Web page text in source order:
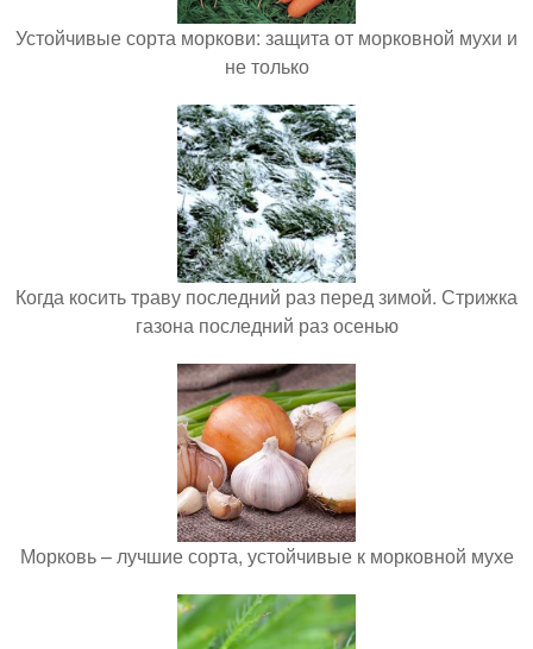
Устойчивые сорта моркови: защита от морковной мухи и
не только
Когда косить траву последний раз перед зимой. Стрижка
газона последний раз осенью
Морковь – лучшие сорта, устойчивые к морковной мухе